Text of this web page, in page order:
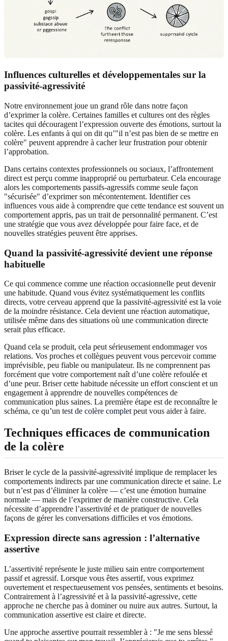
Influences culturelles et développementales sur la
passivité-agressivité
Notre environnement joue un grand rôle dans notre façon
d’exprimer la colère. Certaines familles et cultures ont des règles
tacites qui découragent l’expression ouverte des émotions, surtout la
colère. Les enfants à qui on dit qu’"il n’est pas bien de se mettre en
colère" peuvent apprendre à cacher leur frustration pour obtenir
l’approbation.
Dans certains contextes professionnels ou sociaux, l’affrontement
direct est perçu comme inapproprié ou perturbateur. Cela encourage
alors les comportements passifs-agressifs comme seule façon
"sécurisée" d’exprimer son mécontentement. Identifier ces
influences vous aide à comprendre que cette tendance est souvent un
comportement appris, pas un trait de personnalité permanent. C’est
une stratégie que vous avez développée pour faire face, et de
nouvelles stratégies peuvent être apprises.
Quand la passivité-agressivité devient une réponse
habituelle
Ce qui commence comme une réaction occasionnelle peut devenir
une habitude. Quand vous évitez systématiquement les conflits
directs, votre cerveau apprend que la passivité-agressivité est la voie
de la moindre résistance. Cela devient une réaction automatique,
utilisée même dans des situations où une communication directe
serait plus efficace.
Quand cela se produit, cela peut sérieusement endommager vos
relations. Vos proches et collègues peuvent vous percevoir comme
imprévisible, peu fiable ou manipulateur. Ils ne comprennent pas
forcément que votre comportement naît d’une colère refoulée et
d’une peur. Briser cette habitude nécessite un effort conscient et un
engagement à apprendre de nouvelles compétences de
communication plus saines. La première étape est de reconnaître le
schéma, ce qu’un test de colère completpeut vous aider à faire.
Techniques efficaces de communication
de la colère
Briser le cycle de la passivité-agressivité implique de remplacer les
comportements indirects par une communication directe et saine. Le
but n’est pas d’éliminer la colère — c’est une émotion humaine
normale — mais de l’exprimer de manière constructive. Cela
nécessite d’apprendre l’assertivité et de pratiquer de nouvelles
façons de gérer les conversations difficiles et vos émotions.
Expression directe sans agression : l’alternative
assertive
L’assertivité représente le juste milieu sain entre comportement
passif et agressif. Lorsque vous êtes assertif, vous exprimez
ouvertement et respectueusement vos pensées, sentiments et besoins.
Contrairement à l’agressivité et à la passivité-agressive, cette
approche ne cherche pas à dominer ou nuire aux autres. Surtout, la
communication assertive est claire et directe.
Une approche assertive pourrait ressembler à : "Je me sens blessé